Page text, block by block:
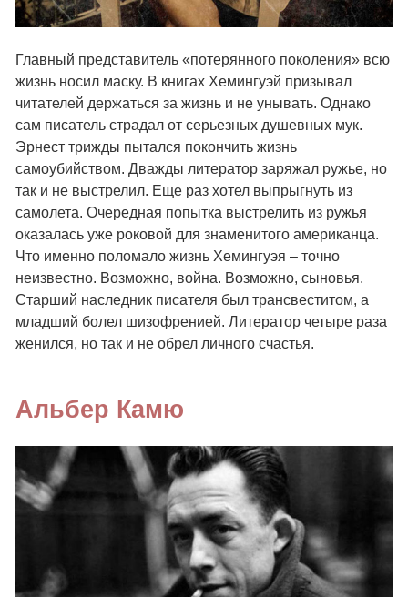
Главный представитель «потерянного поколения» всю
жизнь носил маску. В книгах Хемингуэй призывал
читателей держаться за жизнь и не унывать. Однако
сам писатель страдал от серьезных душевных мук.
Эрнест трижды пытался покончить жизнь
самоубийством. Дважды литератор заряжал ружье, но
так и не выстрелил. Еще раз хотел выпрыгнуть из
самолета. Очередная попытка выстрелить из ружья
оказалась уже роковой для знаменитого американца.
Что именно поломало жизнь Хемингуэя – точно
неизвестно. Возможно, война. Возможно, сыновья.
Старший наследник писателя был трансвеститом, а
младший болел шизофренией. Литератор четыре раза
женился, но так и не обрел личного счастья.
Альбер Камю